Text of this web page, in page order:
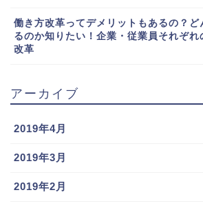
働き方改革ってデメリットもあるの？ど
るのか知りたい！企業・従業員それぞ
改革
アーカイブ
2019年4月
2019年3月
2019年2月